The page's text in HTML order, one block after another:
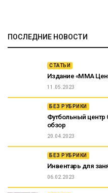
ПОСЛЕДНИЕ НОВОСТИ
СТАТЬИ
Издание «ММА
11.05.2023
БЕЗ РУБРИКИ
Футбольный центр
обзор
20.04.2023
БЕЗ РУБРИКИ
Инвентарь для
06.02.2023